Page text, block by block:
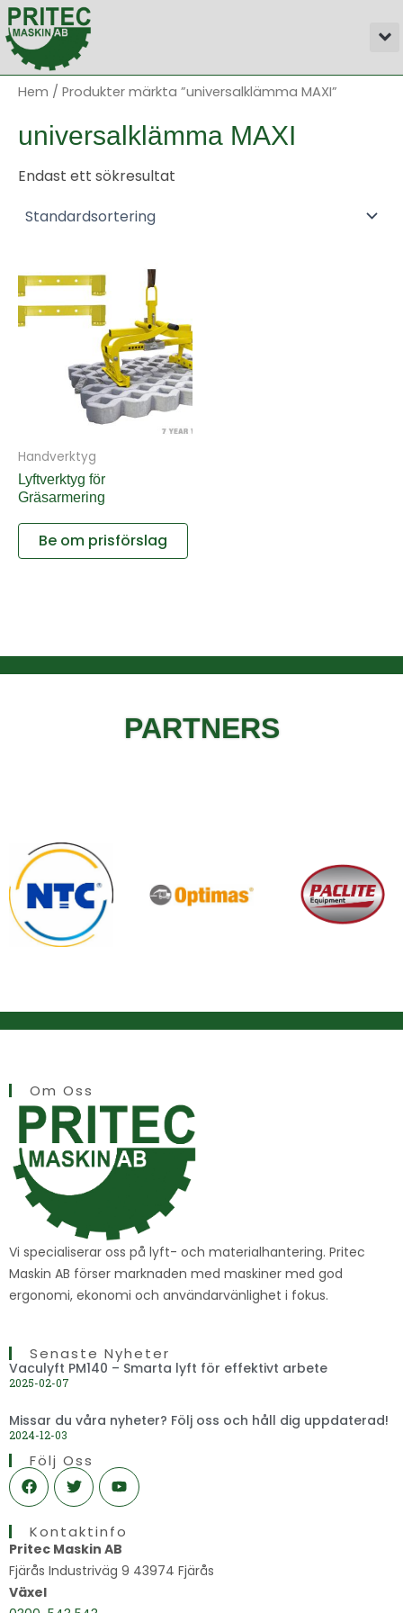
Hoppa
till
innehåll
Hem / Produkter märkta ”universalklämma MAXI”
universalklämma MAXI
Endast ett sökresultat
Handverktyg
Lyftverktyg för
Gräsarmering
Be om prisförslag
PARTNERS
Om Oss
Vi specialiserar oss på lyft- och materialhantering. Pritec
Maskin AB förser marknaden med maskiner med god
ergonomi, ekonomi och användarvänlighet i fokus.
Senaste Nyheter
Vaculyft PM140 – Smarta lyft för effektivt arbete
2025-02-07
Missar du våra nyheter? Följ oss och håll dig uppdaterad!
2024-12-03
Följ Oss
F
a
c
b
o
o
k
T
w
i
t
e
r
Y
o
u
u
b
e
Kontaktinfo
Pritec Maskin AB
Fjärås Industriväg 9 43974 Fjärås
Växel